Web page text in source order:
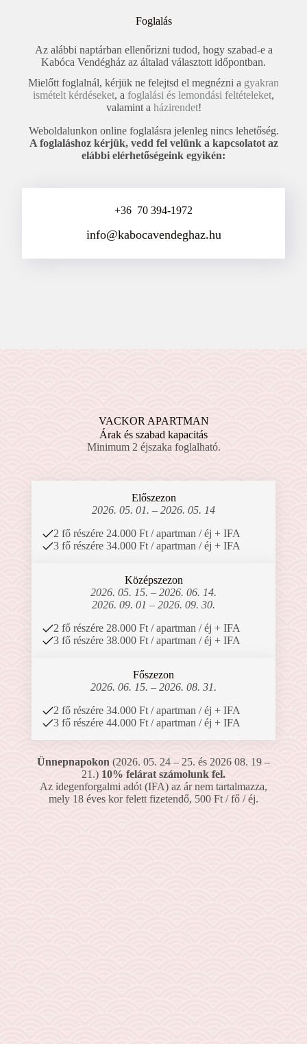
Foglalás
Az alábbi naptárban ellenőrizni tudod, hogy szabad-e a
Kabóca Vendégház az általad választott időpontban.
Mielőtt foglalnál, kérjük ne felejtsd el megnézni a gyakran
ismételt kérdéseket, a foglalási és lemondási feltételeket,
valamint a házirendet!
Weboldalunkon online foglalásra jelenleg nincs lehetőség.
A foglaláshoz kérjük, vedd fel velünk a kapcsolatot az
elábbi elérhetőségeink egyikén:
+36 70 394-1972
info@kabocavendeghaz.hu
VACKOR APARTMAN
Árak és szabad kapacitás
Minimum 2 éjszaka foglalható.
Előszezon
2026. 05. 01. – 2026. 05. 14
2 fő részére 24.000 Ft / apartman / éj + IFA
3 fő részére 34.000 Ft / apartman / éj + IFA
Középszezon
2026. 05. 15. – 2026. 06. 14.
2026. 09. 01 – 2026. 09. 30.
2 fő részére 28.000 Ft / apartman / éj + IFA
3 fő részére 38.000 Ft / apartman / éj + IFA
Főszezon
2026. 06. 15. – 2026. 08. 31.
2 fő részére 34.000 Ft / apartman / éj + IFA
3 fő részére 44.000 Ft / apartman / éj + IFA
Ünnepnapokon (2026. 05. 24 – 25. és 2026 08. 19 –
21.) 10% felárat számolunk fel.
Az idegenforgalmi adót (IFA) az ár nem tartalmazza,
mely 18 éves kor felett fizetendő, 500 Ft / fő / éj.